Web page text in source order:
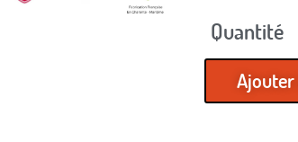
Quantité
Ajouter